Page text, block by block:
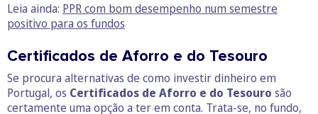
Leia ainda: PPR com bom desempenho num semestre
positivo para os fundos
Certificados de Aforro e do Tesouro
Se procura alternativas de como investir dinheiro em
Portugal, os Certificados de Aforro e do Tesouro são
certamente uma opção a ter em conta. Trata-se, no fundo,